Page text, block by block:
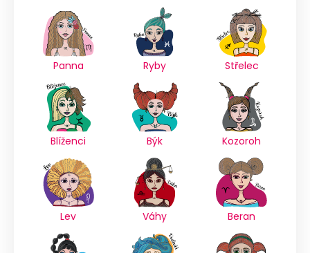
Panna Ryby Střelec
Blíženci Býk Kozoroh
Lev Váhy Beran